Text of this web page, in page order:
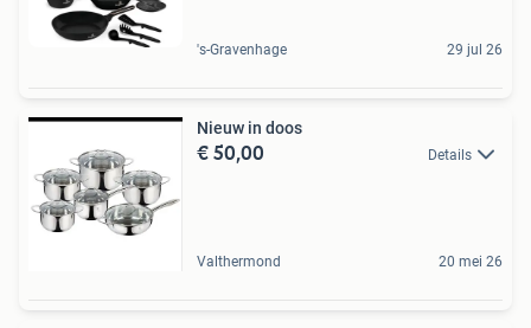
's-Gravenhage 29 jul 26
Nieuw in doos
€ 50,00 Details
Valthermond 20 mei 26